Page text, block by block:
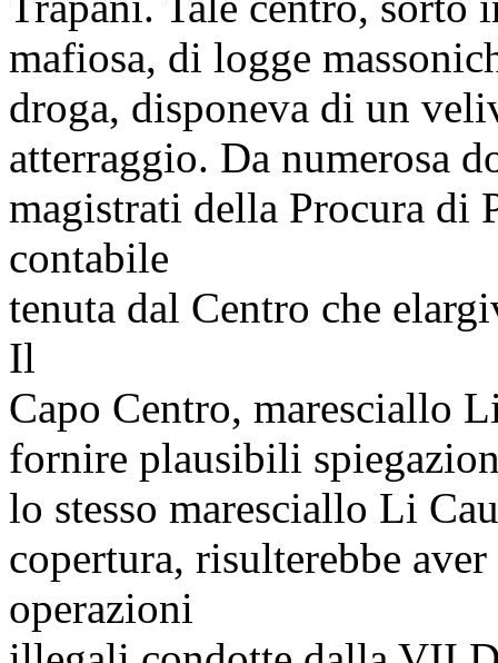
mafiosa, di logge
droga, disponeva di un
atterraggio. Da numerosa
magistrati della Procura di
contabile
tenuta dal Centro che
Il
Capo Centro, maresciallo
fornire plausibili
lo stesso maresciallo Li
copertura, risulterebbe
operazioni